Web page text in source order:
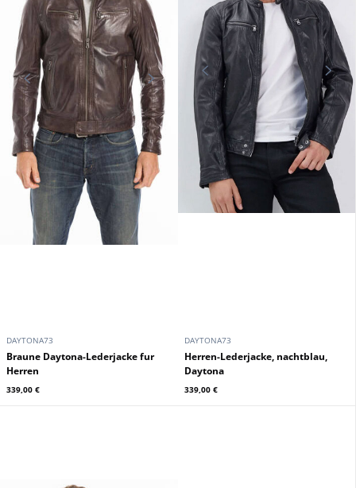
DAYTONA73
Braune Daytona-Lederjacke fur
Herren
339,00 €
DAYTONA73
Herren-Lederjacke, nachtblau,
Daytona
339,00 €